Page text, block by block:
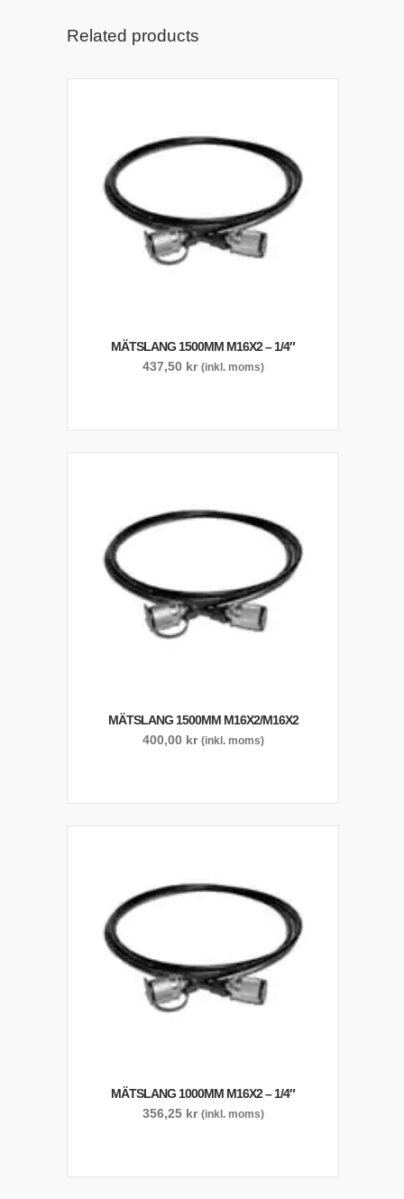
Related products
MÄTSLANG 1500MM M16X2 – 1/4″
437,50 kr (inkl. moms)
MÄTSLANG 1500MM M16X2/M16X2
400,00 kr (inkl. moms)
MÄTSLANG 1000MM M16X2 – 1/4″
356,25 kr (inkl. moms)